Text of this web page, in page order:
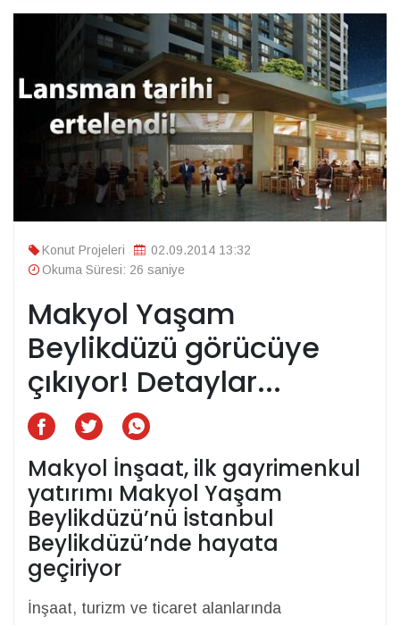
Konut Projeleri
02.09.2014 13:32
Okuma Süresi: 26 saniye
Makyol Yaşam
Beylikdüzü görücüye
çıkıyor! Detaylar...
Makyol İnşaat, ilk gayrimenkul
yatırımı Makyol Yaşam
Beylikdüzü’nü İstanbul
Beylikdüzü’nde hayata
geçiriyor
İnşaat, turizm ve ticaret alanlarında